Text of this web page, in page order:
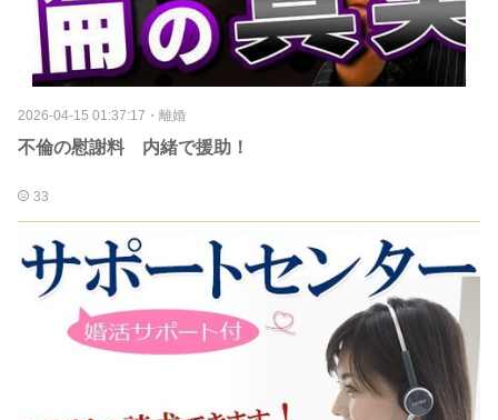
2026-04-15 01:37:17 ・ 離婚
不倫の慰謝料 内緒で援助！
33